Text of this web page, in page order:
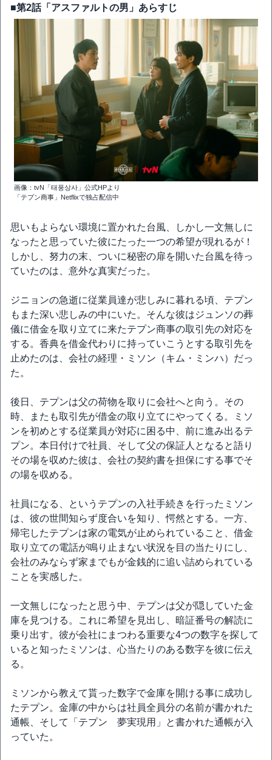
■第2話「アスファルトの男」あらすじ
画像：tvN「태풍상사」公式HPより
「テプン商事」Netflixで独占配信中
思いもよらない環境に置かれた台風、しかし一文無しに
なったと思っていた彼にたった一つの希望が現れるが！
しかし、努力の末、ついに秘密の扉を開いた台風を待っ
ていたのは、意外な真実だった。
ジニョンの急逝に従業員達が悲しみに暮れる頃、テプン
もまた深い悲しみの中にいた。そんな彼はジュンソの葬
儀に借金を取り立てに来たテプン商事の取引先の対応を
する。香典を借金代わりに持っていこうとする取引先を
止めたのは、会社の経理・ミソン（キム・ミンハ）だっ
た。
後日、テプンは父の荷物を取りに会社へと向う。その
時、またも取引先が借金の取り立てにやってくる。ミソ
ンを初めとする従業員が対応に困る中、前に進み出るテ
プン。本日付けで社員、そして父の保証人となると語り
その場を収めた彼は、会社の契約書を担保にする事でそ
の場を収める。
社員になる、というテプンの入社手続きを行ったミソン
は、彼の世間知らず度合いを知り、愕然とする。一方、
帰宅したテプンは家の電気が止められていること、借金
取り立ての電話が鳴り止まない状況を目の当たりにし、
会社のみならず家までもが金銭的に追い詰められている
ことを実感した。
一文無しになったと思う中、テプンは父が隠していた金
庫を見つける。これに希望を見出し、暗証番号の解読に
乗り出す。彼が会社にまつわる重要な4つの数字を探して
いると知ったミソンは、心当たりのある数字を彼に伝え
る。
ミソンから教えて貰った数字で金庫を開ける事に成功し
たテプン。金庫の中からは社員全員分の名前が書かれた
通帳、そして「テプン 夢実現用」と書かれた通帳が入
っていた。